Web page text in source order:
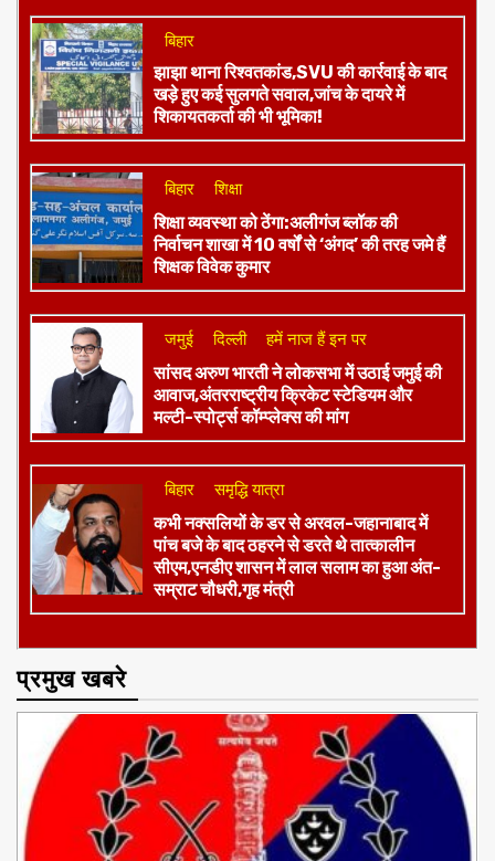
बिहार
झाझा थाना रिश्वतकांड,SVU की कार्रवाई के बाद
खड़े हुए कई सुलगते सवाल,जांच के दायरे में
शिकायतकर्ता की भी भूमिका!
बिहार शिक्षा
शिक्षा व्यवस्था को ठेंगा:अलीगंज ब्लॉक की
निर्वाचन शाखा में 10 वर्षों से ‘अंगद’ की तरह जमे हैं
शिक्षक विवेक कुमार
जमुई दिल्ली हमें नाज हैं इन पर
​सांसद अरुण भारती ने लोकसभा में उठाई जमुई की
आवाज,अंतरराष्ट्रीय क्रिकेट स्टेडियम और
मल्टी-स्पोर्ट्स कॉम्प्लेक्स की मांग
बिहार समृद्धि यात्रा
कभी नक्सलियों के डर से अरवल-जहानाबाद में
पांच बजे के बाद ठहरने से डरते थे तात्कालीन
सीएम,एनडीए शासन में लाल सलाम का हुआ अंत-
सम्राट चौधरी,गृह मंत्री
प्रमुख खबरे